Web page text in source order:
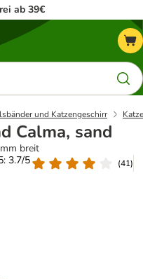
ab 39€
und Katzengeschirr
Calma, sand
breit
3.7/5
(41)